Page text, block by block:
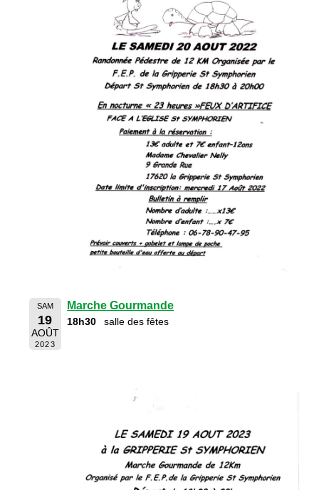
SAM
19
AOÛT
2023
Marche Gourmande
18h30 salle des fêtes